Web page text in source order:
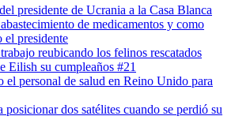
presidente de Ucrania a la Casa Blanca
de medicamentos y como
el presidente
reubicando los felinos rescatados
Eilish su cumpleaños #21
el personal de salud en Reino Unido para
posicionar dos satélites cuando se perdió su